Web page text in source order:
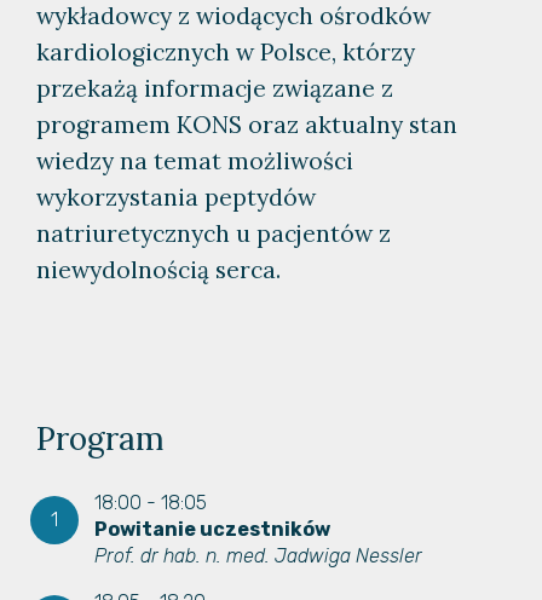
wykładowcy z wiodących ośrodków
kardiologicznych w Polsce, którzy
przekażą informacje związane z
programem KONS oraz aktualny stan
wiedzy na temat możliwości
wykorzystania peptydów
natriuretycznych u pacjentów z
niewydolnością serca.
Program
18:00 - 18:05
Powitanie uczestników
Prof. dr hab. n. med. Jadwiga Nessler